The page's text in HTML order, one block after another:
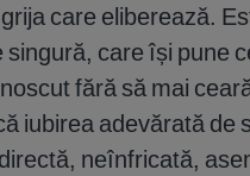
care eliberează.
singură, care își pune
fără să mai
iubirea adevărată de
neînfricată,